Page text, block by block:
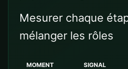
Mesurer chaque
mélanger les rôles
MOMENT SIGNAL